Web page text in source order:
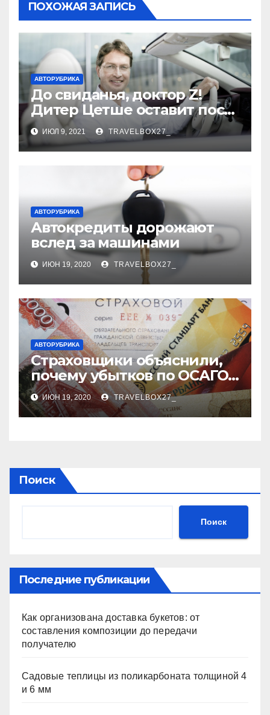
ПОХОЖАЯ ЗАПИСЬ
АВТОРУБРИКА
До свиданья, доктор Z!
Дитер Цетше оставит пост
главы концерна Daimler
ИЮЛ 9, 2021 TRAVELBOX27_
АВТОРУБРИКА
Автокредиты дорожают
вслед за машинами
ИЮН 19, 2020 TRAVELBOX27_
АВТОРУБРИКА
Страховщики объяснили,
почему убытков по ОСАГО
стало меньше
ИЮН 19, 2020 TRAVELBOX27_
Поиск
Поиск
Последние публикации
Как организована доставка букетов: от
составления композиции до передачи
получателю
Садовые теплицы из поликарбоната толщиной 4
и 6 мм